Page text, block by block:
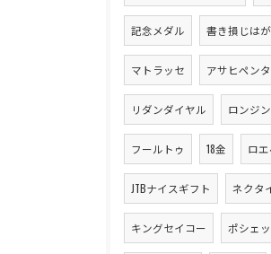
記念メダル 書き損じは
マトラッセ アサヒペン
リダンダイヤル ロンジン
フールトゥ 18金 ロ
JTBナイスギフト ネクタ
キングセイコー ポシェ